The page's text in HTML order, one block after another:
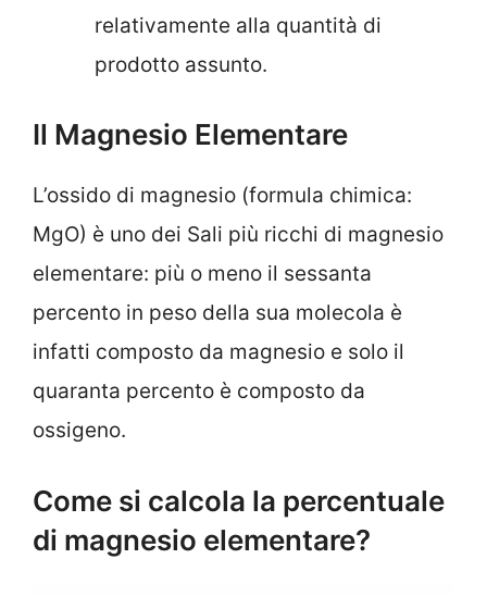
relativamente alla quantità di
prodotto assunto.
Il Magnesio Elementare
L’ossido di magnesio (formula chimica:
MgO) è uno dei Sali più ricchi di magnesio
elementare: più o meno il sessanta
percento in peso della sua molecola è
infatti composto da magnesio e solo il
quaranta percento è composto da
ossigeno.
Come si calcola la percentuale
di magnesio elementare?